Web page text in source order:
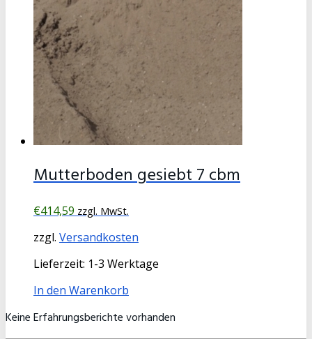
Mutterboden gesiebt 7 cbm
€414,59 zzgl. MwSt.
zzgl. Versandkosten
Lieferzeit: 1-3 Werktage
In den Warenkorb
Keine Erfahrungsberichte vorhanden